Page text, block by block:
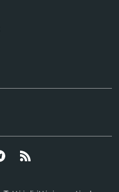
Telegram